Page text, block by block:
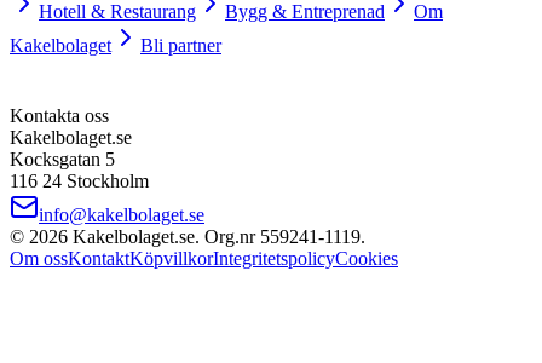
Hotell & Restaurang
Bygg & Entreprenad
Om
Kakelbolaget
Bli partner
Kontakta oss
Kakelbolaget.se
Kocksgatan 5
116 24 Stockholm
info@kakelbolaget.se
© 2026 Kakelbolaget.se. Org.nr 559241‑1119.
Om ossKontaktKöpvillkorIntegritetspolicyCookies